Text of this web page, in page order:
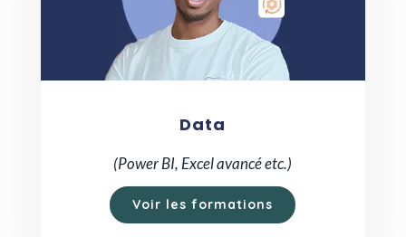
Data
(Power BI, Excel avancé etc.)
Voir les formations